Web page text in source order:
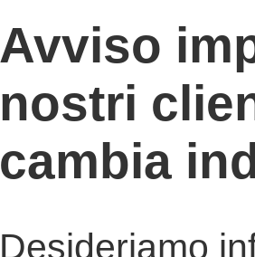
Avviso
nostri
cambia
Desideriamo